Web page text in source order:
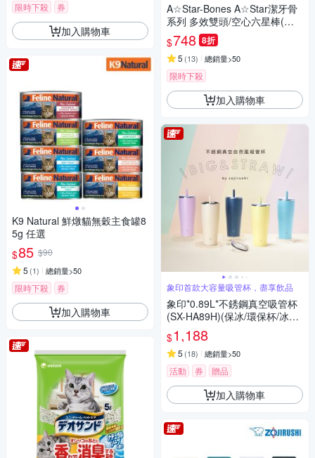
限時下殺 券
加入購物車
K9 Natural 鮮燉貓無穀主食罐8
5g 任選
$85 $90
5 (1) 總銷量>50
限時下殺 券
加入購物車
A☆Star-Bones A☆Star潔牙骨
系列 多效雙頭/空心六星棒(保
健骨骼)/亮白螺旋五星棒 1900g
★
$748 8折
5 (13) 總銷量>50
限時下殺
加入購物車
象印首款大容量吸管杯，盡享飲品
象印*0.89L*不銹鋼真空吸管杯
(SX-HA89H)(保冰/環保杯/冰壩
杯)(快)
$1,188
5 (18) 總銷量>50
活動 券 贈品
加入購物車